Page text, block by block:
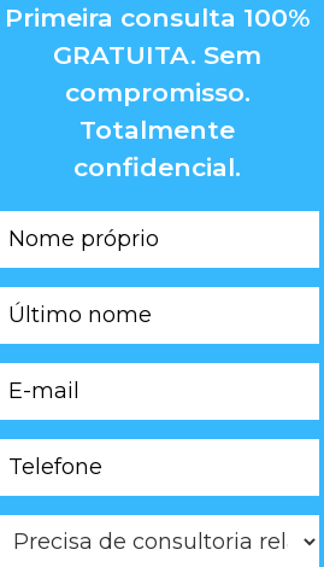
Primeira consulta 100%
GRATUITA. Sem
compromisso.
Totalmente
confidencial.
próprio
Último
nome
mail
de